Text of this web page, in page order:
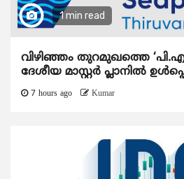
1 min read
വിഴിഞ്ഞം തുറമുഖത്തെ
ദേശീയ മാസ്റ്റർ പ്ലാനിൽ
7 hours ago Kumar